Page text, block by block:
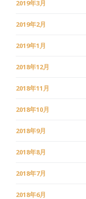
2019年3月
2019年2月
2019年1月
2018年12月
2018年11月
2018年10月
2018年9月
2018年8月
2018年7月
2018年6月